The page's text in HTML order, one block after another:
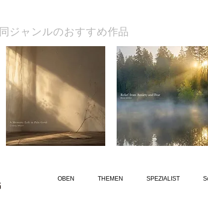
​同ジャンルのおすすめ作品
OBEN THEMEN SPEZIALIST